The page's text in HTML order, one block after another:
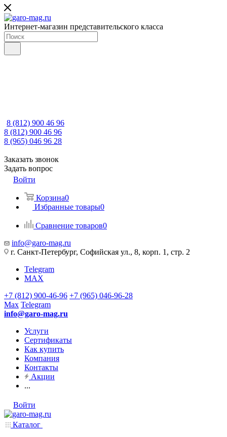
Интернет-магазин представительского класса
8 (812) 900 46 96
8 (812) 900 46 96
8 (965) 046 96 28
Заказать звонок
Задать вопрос
Войти
Корзина0
Избранные товары0
Сравнение товаров0
info@garo-mag.ru
г. Санкт-Петербург, Софийская ул., 8, корп. 1, стр. 2
Telegram
MAX
+7 (812) 900-46-96 +7 (965) 046-96-28
Max Telegram
info@garo-mag.ru
Услуги
Сертификаты
Как купить
Компания
Контакты
Акции
...
Войти
Каталог